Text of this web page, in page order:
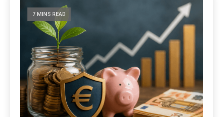
7 MINS READ